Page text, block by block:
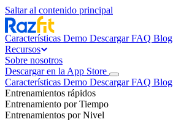
Saltar al contenido principal
Características Demo DescargarFAQ Blog
Recursos
Sobre nosotros
Descargar en la App Store
Características Demo DescargarFAQ Blog
Entrenamientos rápidos
Entrenamiento por Tiempo
Entrenamientos por Nivel